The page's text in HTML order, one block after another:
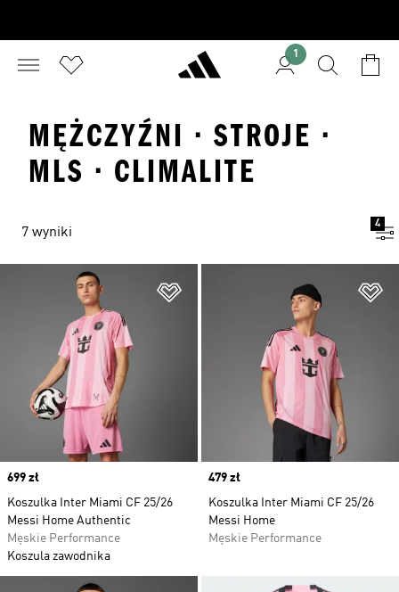
1
MĘŻCZYŹNI · STROJE ·
MLS · CLIMALITE
7 wyniki
4
Dodaj do listy życzeń
Price
699 zł
Koszulka Inter Miami CF 25/26
Messi Home Authentic
Męskie Performance
Koszula zawodnika
Price
479 zł
Koszulka Inter Miami CF 25/26
Messi Home
Męskie Performance